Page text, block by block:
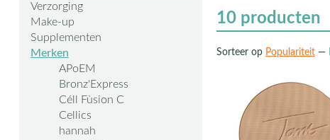
Verzorging
Make-up
Supplementen
Merken
APoEM
Bronz'Express
Céll Fùsion C
Cellics
hannah
10producten
Sorteer op Populariteit—